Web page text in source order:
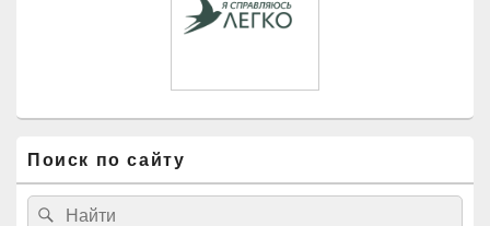
Поиск по сайту
Найти:Поиск